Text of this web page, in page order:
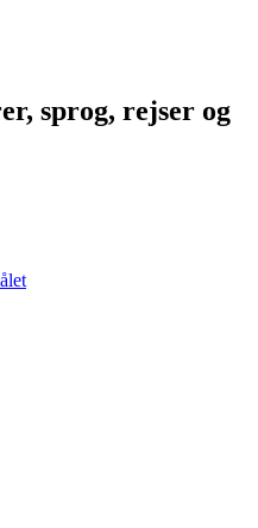
sprog, rejser og